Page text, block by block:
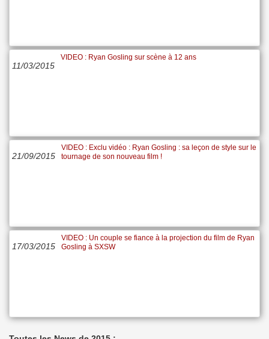
11/03/2015
VIDEO : Ryan Gosling sur scène à 12 ans
21/09/2015
VIDEO : Exclu vidéo : Ryan Gosling : sa leçon de style sur le
tournage de son nouveau film !
17/03/2015
VIDEO : Un couple se fiance à la projection du film de Ryan
Gosling à SXSW